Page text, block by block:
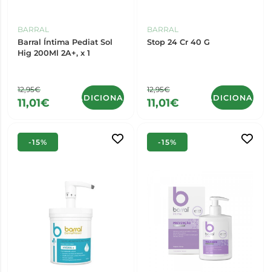
BARRAL
Barral Íntima Pediat Sol
Hig 200Ml 2A+, x 1
12,95€
11,01€ ADICIONAR
BARRAL
Stop 24 Cr 40 G
12,95€
11,01€ ADICIONAR
-15% -15%